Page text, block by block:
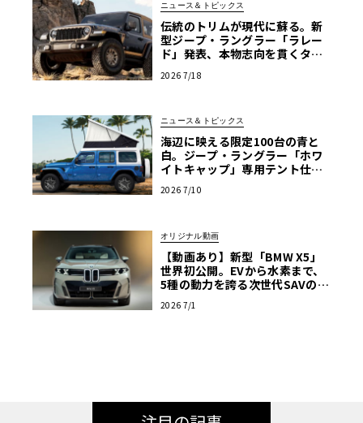
ニュース＆トピックス
伝統のトリムが現代に蘇る。新
型ジープ・ラングラー「ラレー
ド」発表、本物志向を貫くタン
2026 7/18
ニュース＆トピックス
海辺に映える限定100台の青と
白。ジープ・ラングラー「ホワ
イトキャップ」専用テント仕様
2026 7/10
オリジナル動画
【動画あり】新型「BMW X5」
世界初公開。EVから水素まで、
5種の動力を誇る次世代SAVの実
2026 7/1